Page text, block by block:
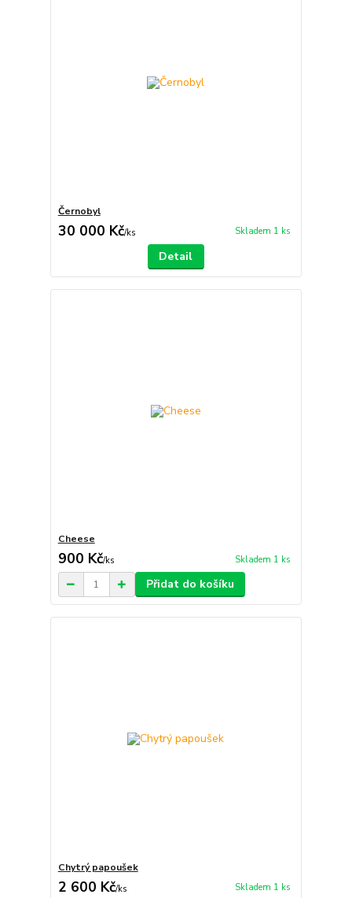
Černobyl
30 000 Kč/ks Skladem 1 ks
Detail
Cheese
900 Kč/ks Skladem 1 ks
Přidat do košíku
Chytrý papoušek
2 600 Kč/ks Skladem 1 ks